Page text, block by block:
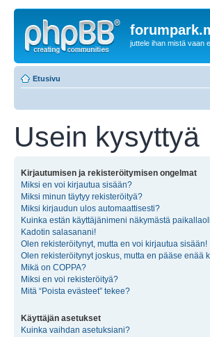
juttele ihan mistä vaan
Etusivu
Usein kysyttyä
Kirjautumisen ja rekisteröitymisen ongelmat
Miksi en voi kirjautua sisään?
Miksi minun täytyy rekisteröityä?
Miksi kirjaudun ulos automaattisesti?
Kuinka estän käyttäjänimeni näkymästä
Kadotin salasanani!
Olen rekisteröitynyt, mutta en voi kirjautua sisään!
Olen rekisteröitynyt joskus, mutta en pääse enää
Mikä on COPPA?
Miksi en voi rekisteröityä?
Mitä “Poista evästeet” tekee?
Käyttäjän asetukset
Kuinka vaihdan asetuksiani?